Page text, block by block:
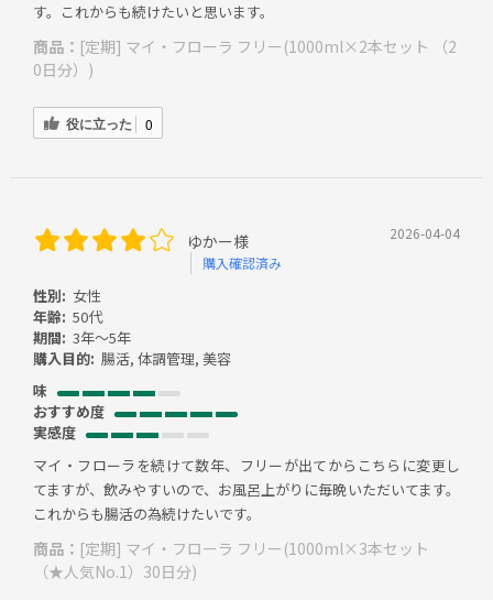
す。これからも続けたいと思います。
商品： [定期] マイ・フローラ フリー(1000ml×2本セット （2
0日分）)
役に立った 0
ゆかー様
購入確認済み
2026-04-04
性別: 女性
年齢: 50代
期間: 3年～5年
購入目的: 腸活, 体調管理, 美容
味
おすすめ度
実感度
マイ・フローラを続けて数年、フリーが出てからこちらに変更し
てますが、飲みやすいので、お風呂上がりに毎晩いただいてます。
これからも腸活の為続けたいです。
商品： [定期] マイ・フローラ フリー(1000ml×3本セット
（★人気No.1）30日分)